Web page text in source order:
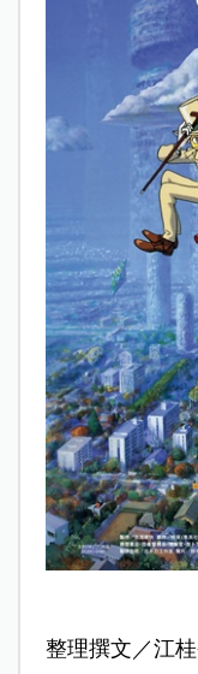
整理撰文／江